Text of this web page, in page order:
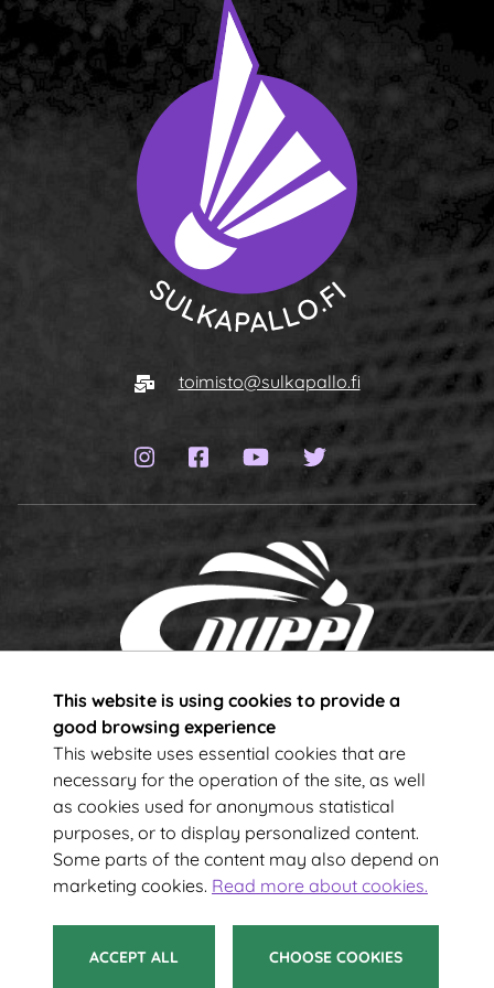
This website is using cookies to provide a
good browsing experience
This website uses essential cookies that are
necessary for the operation of the site, as well
as cookies used for anonymous statistical
purposes, or to display personalized content.
Some parts of the content may also depend on
marketing cookies. Read more about cookies.
ACCEPT ALL CHOOSE COOKIES
E-mailtoimisto@sulkapallo.fi
Instagram page
Facebook page
YouTube channel
Twitter page
Subscribe to our newsletter!
Your e-mail address
SUBSCRIBE